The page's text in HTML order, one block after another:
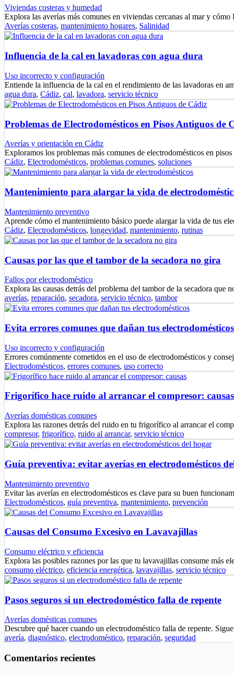
Viviendas costeras y humedad
Explora las averías más comunes en viviendas cercanas al mar y
Averías costeras, mantenimiento hogares, Salinidad
Influencia de la cal en lavadoras con agua dura
Uso incorrecto y configuración
Entiende la influencia de la cal en el rendimiento de las lavadoras en
agua dura, Cádiz, cal, lavadora, servicio técnico
Problemas de Electrodomésticos en Pisos Antiguos de
Averías y orientación en Cádiz
Exploramos los problemas más comunes de electrodomésticos en
Cádiz, Electrodomésticos, problemas comunes, soluciones
Mantenimiento para alargar la vida de
Mantenimiento preventivo
Aprende cómo el mantenimiento básico puede alargar la vida de tus
Cádiz, Electrodomésticos, longevidad, mantenimiento, rutinas
Causas por las que el tambor de la secadora no gira
Fallos por electrodoméstico
Explora las causas detrás del problema del tambor de la secadora que
averías, reparación, secadora, servicio técnico, tambor
Evita errores comunes que dañan tus electrodomésticos
Uso incorrecto y configuración
Errores comúnmente cometidos en el uso de electrodomésticos y
Electrodomésticos, errores comunes, uso correcto
Frigorífico hace ruido al arrancar el compresor: causas
Averías domésticas comunes
Explora las razones detrás del ruido en tu frigorífico al arrancar el
compresor, frigorífico, ruido al arrancar, servicio técnico
Guía preventiva: evitar averías en electrodomésticos
Mantenimiento preventivo
Evitar las averías en electrodomésticos es clave para su buen
Electrodomésticos, guía preventiva, mantenimiento, prevención
Causas del Consumo Excesivo en Lavavajillas
Consumo eléctrico y eficiencia
Explora las posibles razones por las que tu lavavajillas consume más
consumo eléctrico, eficiencia energética, lavavajillas, servicio técnico
Pasos seguros si un electrodoméstico falla de repente
Averías domésticas comunes
Descubre qué hacer cuando un electrodoméstico falla de repente.
avería, diagnóstico, electrodoméstico, reparación, seguridad
Comentarios recientes